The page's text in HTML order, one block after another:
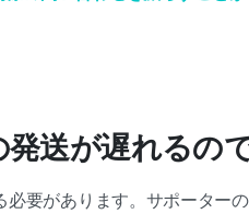
送が遅れるの
要があります。サポーター